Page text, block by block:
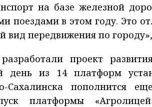
на базе железной
поездами в этом году. Это
вид передвижения по
проект
день из 14 платформ
Сахалинска пополнится
платформы